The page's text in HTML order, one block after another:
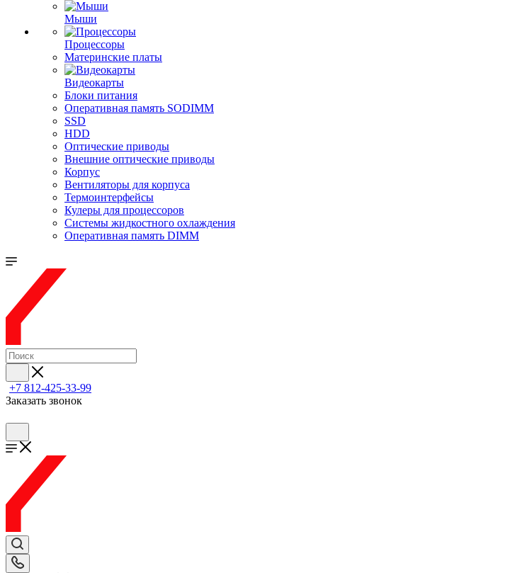
Мыши
Процессоры
Материнские платы
Видеокарты
Блоки питания
Оперативная память SODIMM
SSD
HDD
Оптические приводы
Внешние оптические приводы
Корпус
Вентиляторы для корпуса
Термоинтерфейсы
Кулеры для процессоров
Системы жидкостного охлаждения
Оперативная память DIMM
+7 812-425-33-99
Заказать звонок